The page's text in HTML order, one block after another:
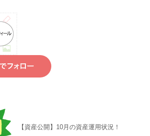
【資産公開】10月の資産運用状況！